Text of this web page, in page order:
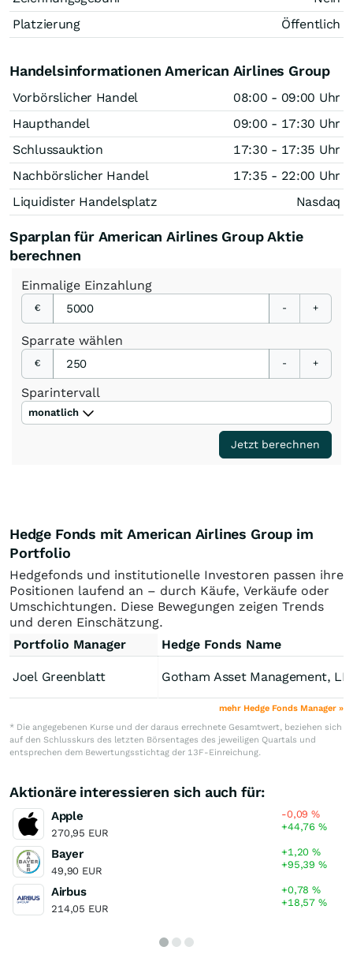
Platzierung
Öffentlich
Handelsinformationen American Airlines Group
Vorbörslicher Handel
08:00 - 09:00 Uhr
Haupthandel
09:00 - 17:30 Uhr
Schlussauktion
17:30 - 17:35 Uhr
Nachbörslicher Handel
17:35 - 22:00 Uhr
Liquidister Handelsplatz
Nasdaq
Sparplan für American Airlines Group Aktie
berechnen
Einmalige Einzahlung
€ - +
Sparrate wählen
€ - +
Sparintervall
monatlich
Jetzt berechnen
Hedge Fonds mit American Airlines Group im
Portfolio
Hedgefonds und institutionelle Investoren passen ihre
Positionen laufend an – durch Käufe, Verkäufe oder
Umschichtungen. Diese Bewegungen zeigen Trends
und deren Einschätzung.
Portfolio Manager
Hedge Fonds Name
Joel Greenblatt Gotham Asset Management,
mehr Hedge Fonds Manager »
* Die angegebenen Kurse und der daraus errechnete Gesamtwert, beziehen sich
auf den Schlusskurs des letzten Börsentages des jeweiligen Quartals und
entsprechen dem Bewertungsstichtag der 13F-Einreichung.
Aktionäre interessieren sich auch für:
Apple
270,95 EUR
-0,09%
+44,76%
Bayer
49,90 EUR
+1,20%
+95,39%
Airbus
214,05 EUR
+0,78%
+18,57%